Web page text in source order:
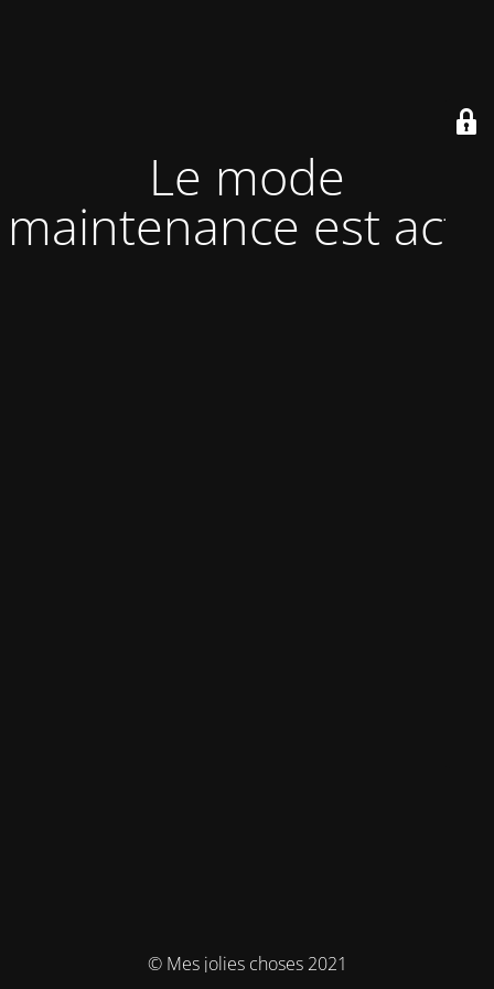
Le mode
maintenance est actif
© Mes jolies choses 2021